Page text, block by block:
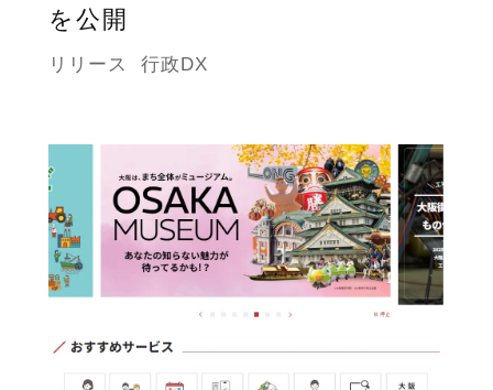
を公開
リリース 行政DX